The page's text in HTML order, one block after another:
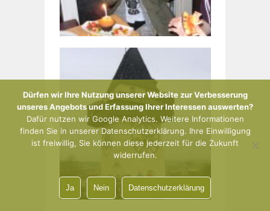
Dürfen wir Ihre Nutzung unserer Website zur Verbesserung
unseres Angebots und Erfassung Ihrer Interessen auswerten?
Dafür nutzen wir Google Analytics. Weitere Informationen
finden Sie in unserer Datenschutzerklärung. Ihre Einwilligung
ist freiwillig, Sie können diese jederzeit für die Zukunft
widerrufen.
Ja Nein Datenschutzerklärung